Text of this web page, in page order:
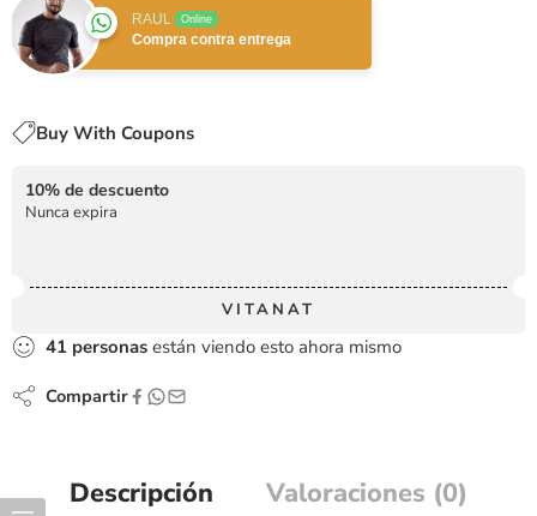
RAUL Online
Compra contra entrega
Buy With Coupons
10% de descuento
Nunca expira
VITANAT
41 personas están viendo esto ahora mismo
Compartir
Descripción Valoraciones (0)